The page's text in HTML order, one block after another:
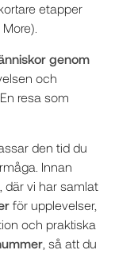
etapper
genom
och
resa som
den tid du
Innan
, där vi har samlat
för upplevelser,
och praktiska
, så att du